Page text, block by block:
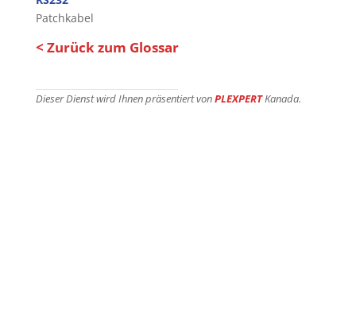
Patchkabel
< Zurück zum Glossar
Dieser Dienst wird Ihnen präsentiert vonPLEXPERTKanada.